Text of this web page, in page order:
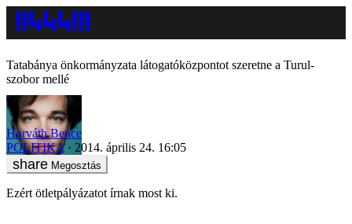
Tatabánya önkormányzata látogatóközpontot szeretne a Turul-
szobor mellé
Horváth Bence
POLITIKA
2014. április 24. 16:05
Megosztás
Ezért ötletpályázatot írnak most ki.